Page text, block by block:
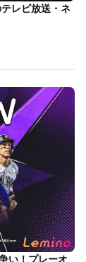
レビ放送・ネ
い！プレーオ